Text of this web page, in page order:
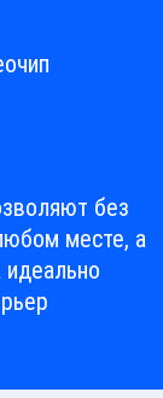
без
месте, а
идеально